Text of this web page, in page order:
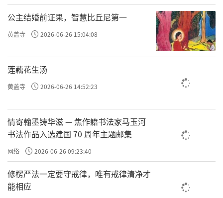
公主结婚前证果，智慧比丘尼第一
黄盖寺 2026-06-26 15:04:08
莲藕花生汤
黄盖寺 2026-06-26 14:52:23
情寄翰墨铸华滋 — 焦作籍书法家马玉河
书法作品入选建国 70 周年主题邮集
网络 2026-06-26 09:23:40
修楞严法一定要守戒律，唯有戒律清净才
能相应